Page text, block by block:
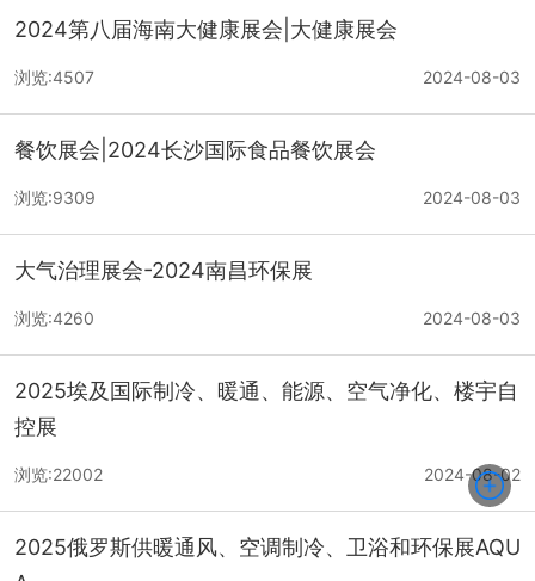
2024第八届海南大健康展会|大健康展会
2024-08-03
浏览:4507
餐饮展会|2024长沙国际食品餐饮展会
2024-08-03
浏览:9309
大气治理展会-2024南昌环保展
2024-08-03
浏览:4260
2025埃及国际制冷、暖通、能源、空气净化、楼宇自
控展
2024-08-02
浏览:22002
2025俄罗斯供暖通风、空调制冷、卫浴和环保展AQU